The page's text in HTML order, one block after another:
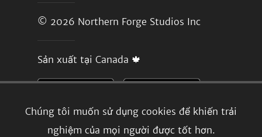
Chúng tôi muốn sử dụng cookies để khiến trải
nghiệm của mọi người được tốt hơn.
© 2026 Northern Forge Studios Inc
Sản xuất tại Canada 🍁